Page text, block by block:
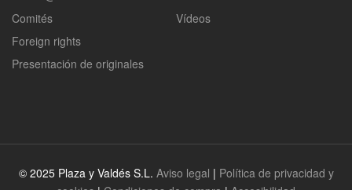
Comités
Foreign rights
Presentación de originales
Vídeos
© 2025 Plaza y Valdés S.L. Aviso legal | Política de privacidad y